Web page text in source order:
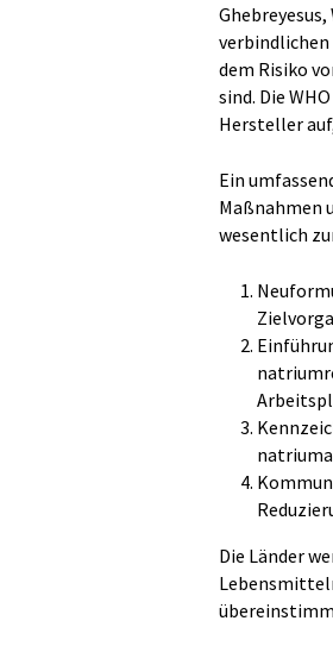
verbindlichen
dem Risiko
sind. Die
Hersteller
Ein
Maßnahmen
wesentlich
Die Länder